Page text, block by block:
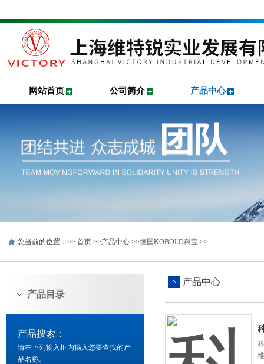
网站首页 公司简介 产品中心
您当前的位置：>> 首页 >>产品中心 >>德国KOBOLD科宝 >>
产品目录
产品搜索：
请在下列输入框内输入您要查找的产
品名称。
产品中心